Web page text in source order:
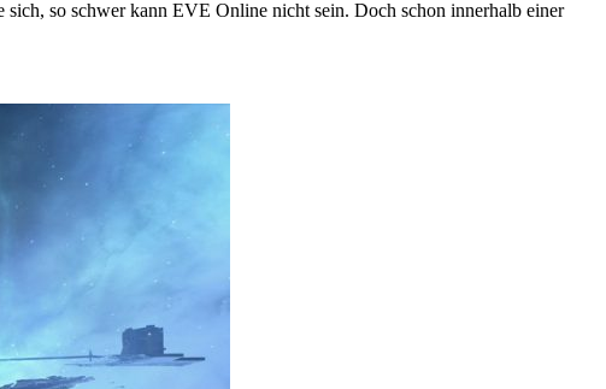
so schwer kann EVE Online nicht sein. Doch schon innerhalb einer